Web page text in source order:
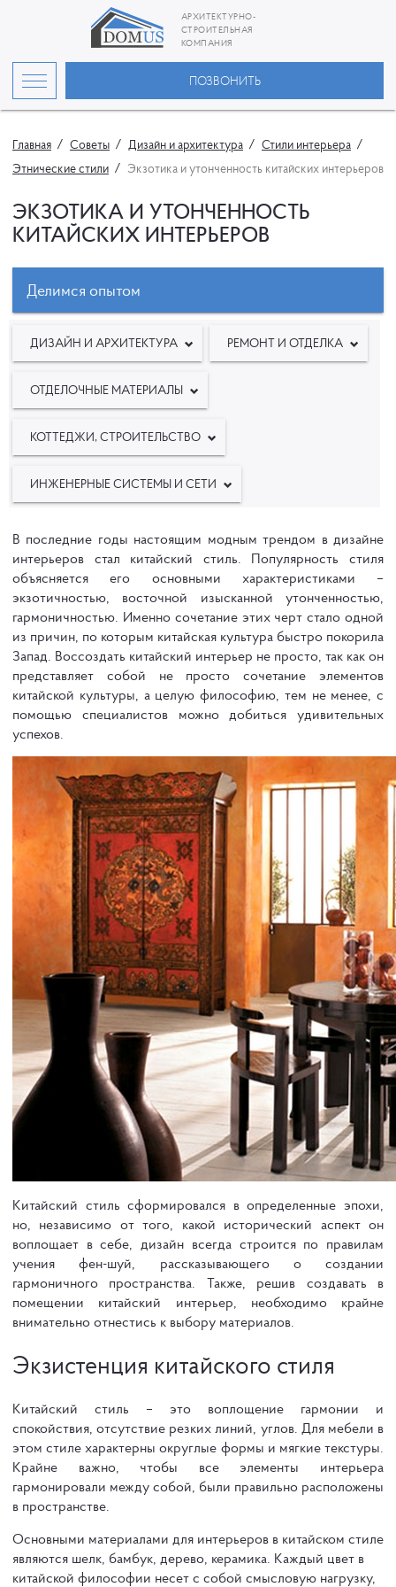
АРХИТЕКТУРНО-
СТРОИТЕЛЬНАЯ
КОМПАНИЯ
ПОЗВОНИТЬ
Главная Советы Дизайн и архитектура
Стили интерьера
Этнические стили
Экзотика и утонченность китайских интерьеров
ЭКЗОТИКА И УТОНЧЕННОСТЬ
КИТАЙСКИХ ИНТЕРЬЕРОВ
Делимся опытом
ДИЗАЙН И АРХИТЕКТУРА РЕМОНТ И ОТДЕЛКА
ОТДЕЛОЧНЫЕ МАТЕРИАЛЫ
КОТТЕДЖИ, СТРОИТЕЛЬСТВО
ИНЖЕНЕРНЫЕ СИСТЕМЫ И СЕТИ
В последние годы настоящим модным трендом в дизайне
интерьеров стал китайский стиль. Популярность стиля
объясняется его основными характеристиками –
экзотичностью, восточной изысканной утонченностью,
гармоничностью. Именно сочетание этих черт стало одной
из причин, по которым китайская культура быстро покорила
Запад. Воссоздать китайский интерьер не просто, так как он
представляет собой не просто сочетание элементов
китайской культуры, а целую философию, тем не менее, с
помощью специалистов можно добиться удивительных
успехов.
Китайский стиль сформировался в определенные эпохи,
но, независимо от того, какой исторический аспект он
воплощает в себе, дизайн всегда строится по правилам
учения фен-шуй, рассказывающего о создании
гармоничного пространства. Также, решив создавать в
помещении китайский интерьер, необходимо крайне
внимательно отнестись к выбору материалов.
Экзистенция китайского стиля
Китайский стиль – это воплощение гармонии и
спокойствия, отсутствие резких линий, углов. Для мебели в
этом стиле характерны округлые формы и мягкие текстуры.
Крайне важно, чтобы все элементы интерьера
гармонировали между собой, были правильно расположены
в пространстве.
Основными материалами для интерьеров в китайском стиле
являются шелк, бамбук, дерево, керамика. Каждый цвет в
китайской философии несет с собой смысловую нагрузку,